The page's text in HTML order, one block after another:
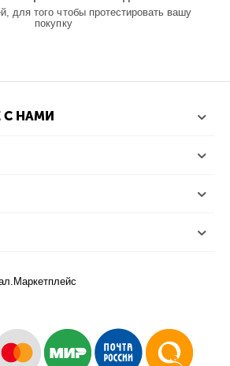
для того чтобы протестировать вашу
покупку
С НАМИ